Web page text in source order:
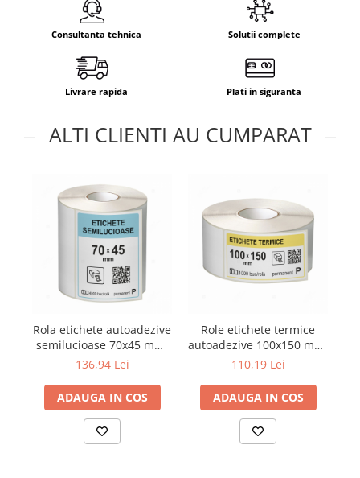
Consultanta tehnica Solutii complete
Livrare rapida Plati in siguranta
ALTI CLIENTI AU CUMPARAT
Rola etichete autoadezive
semilucioase 70x45 mm,
adeziv permanent, 4000
136,94 Lei
ADAUGA IN COS
Role etichete termice
autoadezive 100x150 mm,
1000 etichete/rola
110,19 Lei
ADAUGA IN COS